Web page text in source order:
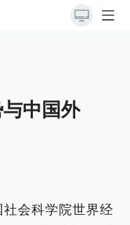
中国外
社会科学院世界经